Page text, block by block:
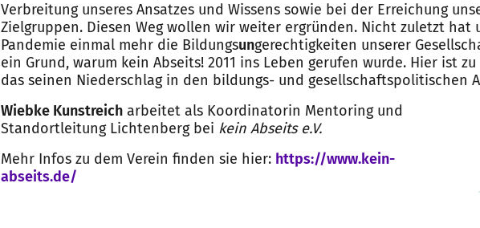
Verbreitung unseres Ansatzes und Wissens sowie bei der Erreichung
Zielgruppen. Diesen Weg wollen wir weiter ergründen. Nicht zuletzt hat
Pandemie einmal mehr die Bildungsungerechtigkeiten unserer
ein Grund, warum kein Abseits! 2011 ins Leben gerufen wurde. Hier ist
das seinen Niederschlag in den bildungs- und gesellschaftspolitischen
Wiebke Kunstreich arbeitet als Koordinatorin Mentoring und
Standortleitung Lichtenberg bei kein Abseits e.V.
Mehr Infos zu dem Verein finden sie hier: https://www.kein-
abseits.de/